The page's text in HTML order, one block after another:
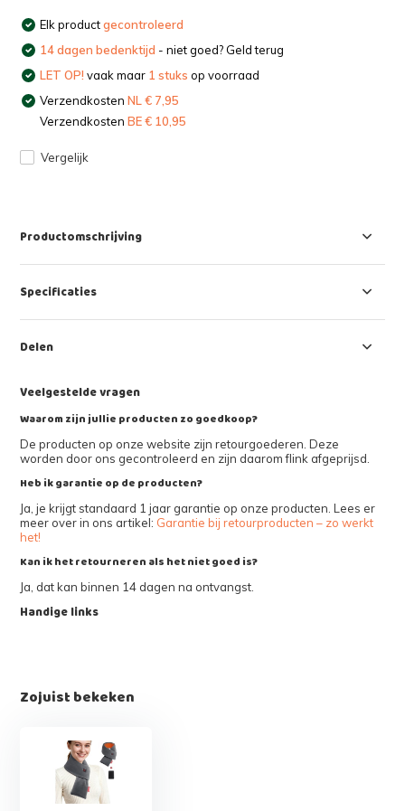
Elk productgecontroleerd
14 dagen bedenktijd - niet goed? Geld terug
LET OP! vaak maar 1 stuks op voorraad
VerzendkostenNL € 7,95
VerzendkostenBE € 10,95
Vergelijk
Productomschrijving
Specificaties
Delen
Veelgestelde vragen
Waarom zijn jullie producten zo goedkoop?
De producten op onze website zijn retourgoederen. Deze
worden door ons gecontroleerd en zijn daarom flink afgeprijsd.
Heb ik garantie op de producten?
Ja, je krijgt standaard 1 jaar garantie op onze producten. Lees er
meer over in ons artikel: Garantie bij retourproducten – zo werkt
het!
Kan ik het retourneren als het niet goed is?
Ja, dat kan binnen 14 dagen na ontvangst.
Handige links
Zojuist bekeken